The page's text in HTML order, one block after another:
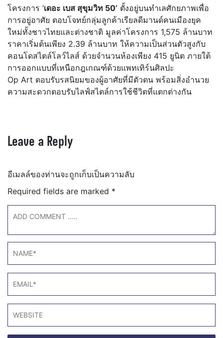
โครงการ ‘เดอะ เบส สุขุมวิท 50’ ตั้งอยู่บนทำเลศักยภาพเพื่อ
การอยู่อาศัย ตอบโจทย์กลุ่มลูกค้าเรียลดีมานด์คนเมืองยุค
ใหม่ทั้งชาวไทยและต่างชาติ มูลค่าโครงการ 1,575 ล้านบาท
ราคาเริ่มต้นเพียง 2.39 ล้านบาท ให้ความเป็นส่วนตัวสูงกับ
คอนโดสไตล์โลว์ไลส์ ด้วยจำนวนห้องเพียง 415 ยูนิต ภายใต้
การออกแบบที่เหนือกฎเกณฑ์ด้วยแพทเทิร์นศิลปะ
Op Art ตอบรับรสนิยมของผู้อาศัยที่มีตัวตน พร้อมสิ่งอำนวย
ความสะดวกตอบรับไลฟ์สไตล์การใช้ชีวิตที่แตกต่างกัน
Leave a Reply
อีเมลล์ของท่านจะถูกเก็บเป็นความลับ
Required fields are marked *